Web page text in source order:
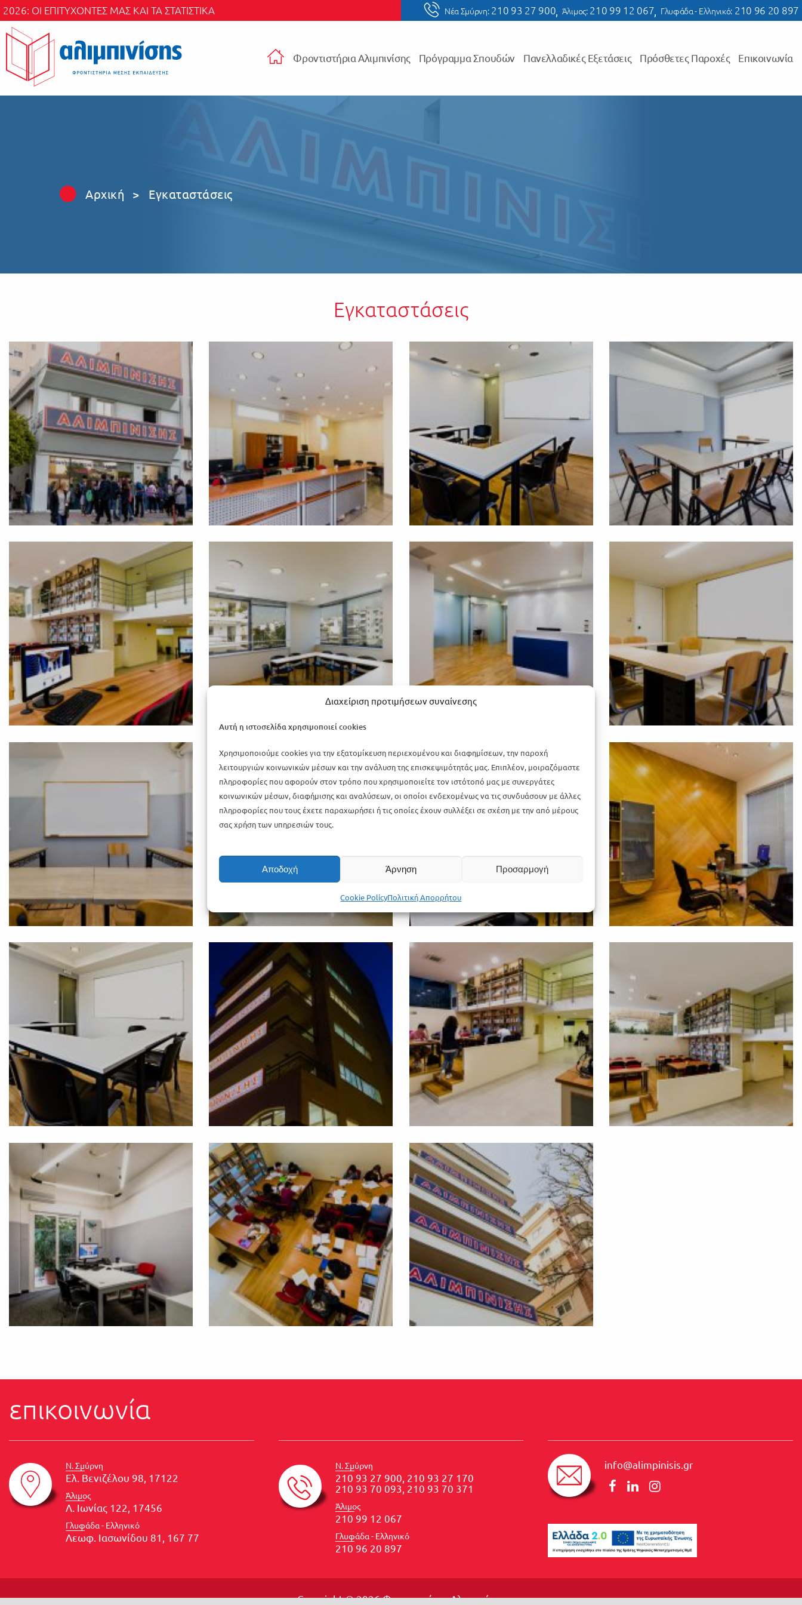
Διαχείριση προτιμήσεων συναίνεσης
Αυτή η ιστοσελίδα χρησιμοποιεί cookies
Χρησιμοποιούμε cookies για την εξατομίκευση περιεχομένου και διαφημίσεων, την παροχή
λειτουργιών κοινωνικών μέσων και την ανάλυση της επισκεψιμότητάς μας. Επιπλέον, μοιραζόμαστε
πληροφορίες που αφορούν στον τρόπο που χρησιμοποιείτε τον ιστότοπό μας με συνεργάτες
κοινωνικών μέσων, διαφήμισης και αναλύσεων, οι οποίοι ενδεχομένως να τις συνδυάσουν με άλλες
πληροφορίες που τους έχετε παραχωρήσει ή τις οποίες έχουν συλλέξει σε σχέση με την από μέρους
σας χρήση των υπηρεσιών τους.
Αποδοχή Άρνηση Προσαρμογή
Cookie PolicyΠολιτική Απορρήτου
Skip to main content
2026: ΟΙ ΕΠΙΤΥΧΟΝΤΕΣ ΜΑΣ ΚΑΙ ΤΑ ΣΤΑΤΙΣΤΙΚΑ Νέα Σμύρνη:210 93 27 900 Άλιμος:210 99 12 067 Γλυφάδα - Ελληνικό: 210 96 20 897
Φροντιστήρια Αλιμπινίσης Πρόγραμμα Σπουδών Πανελλαδικές Εξετάσεις Πρόσθετες Παροχές Επικοινωνία
Αρχική > Εγκαταστάσεις
Εγκαταστάσεις
επικοινωνία
Ν. Σμύρνη
Ελ. Βενιζέλου 98, 17122
Άλιμος
Λ. Ιωνίας 122, 17456
Γλυφάδα - Ελληνικό
Λεωφ. Ιασωνίδου 81, 167 77
Ν. Σμύρνη
210 93 27 900, 210 93 27 170
210 93 70 093, 210 93 70 371
Άλιμος
210 99 12 067
Γλυφάδα - Ελληνικό
210 96 20 897
info@alimpinisis.gr
Copyright © 2026 Φροντιστήρια Αλιμπινίσης
Πάτα για ήχο
Επιτυχόντες 2026 Επιτυχόντες 2025 Επιτυχόντες 2024 Επιτυχόντες 2023